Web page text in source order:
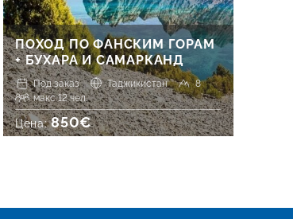
ПОХОД ПО ФАНСКИМ ГОРАМ
+ БУХАРА И САМАРКАНД
Под заказ Таджикистан
8
макс 12 чел.
Цена:850€